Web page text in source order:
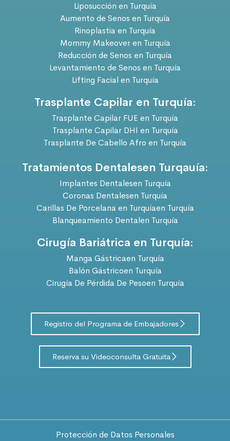
Liposucción en Turquía
Aumento de Senos en Turquía
Rinoplastia en Turquía
Mommy Makeover en Turquía
Reducción de Senos en Turquía
Levantamiento de Senos en Turquía
Lifting Facial en Turquía
Trasplante Capilar en Turquía:
Trasplante Capilar FUE en Turquía
Trasplante Capilar DHI en Turquía
Trasplante De Cabello Afro en Turquía
Tratamientos Dentalesen Turqauía:
Implantes Dentalesen Turquía
Coronas Dentalesen Turquía
Carillas De Porcelana en Turquíaen Turquía
Blanqueamiento Dentalen Turquía
Cirugía Bariátrica en Turquía:
Manga Gástricaen Turquía
Balón Gástricoen Turquía
Cirugía De Pérdida De Pesoen Turquía
Registro del Programa de Embajadores
Reserva su Videoconsulta Gratuita
Protección de Datos Personales